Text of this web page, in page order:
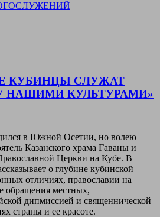
КУБИНЦЫ СЛУЖАТ
КУЛЬТУРАМИ»
в Южной Осетии, но волею
Казанского храма Гаваны и
Церкви на Кубе. В
о глубине кубинской
отличиях, православии на
обращения местных,
дипмиссией и священнической
страны и ее красоте.